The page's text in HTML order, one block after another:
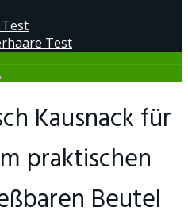
Test
Kausnack für
praktischen
Beutel